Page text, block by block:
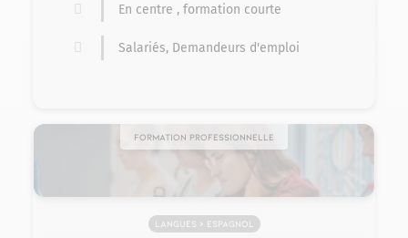
En centre , formation courte
Salariés, Demandeurs d'emploi
Formation professionnelle
Langues > Espagnol